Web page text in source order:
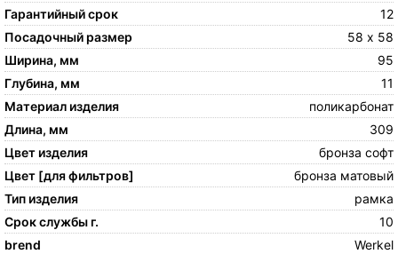
Гарантийный срок
12
Посадочный размер
58 х 58
Ширина, мм
95
Глубина, мм
11
Материал изделия
поликарбонат
Длина, мм
309
Цвет изделия
бронза софт
Цвет [для фильтров]
бронза матовый
Тип изделия
рамка
Срок службы г.
10
brend
Werkel